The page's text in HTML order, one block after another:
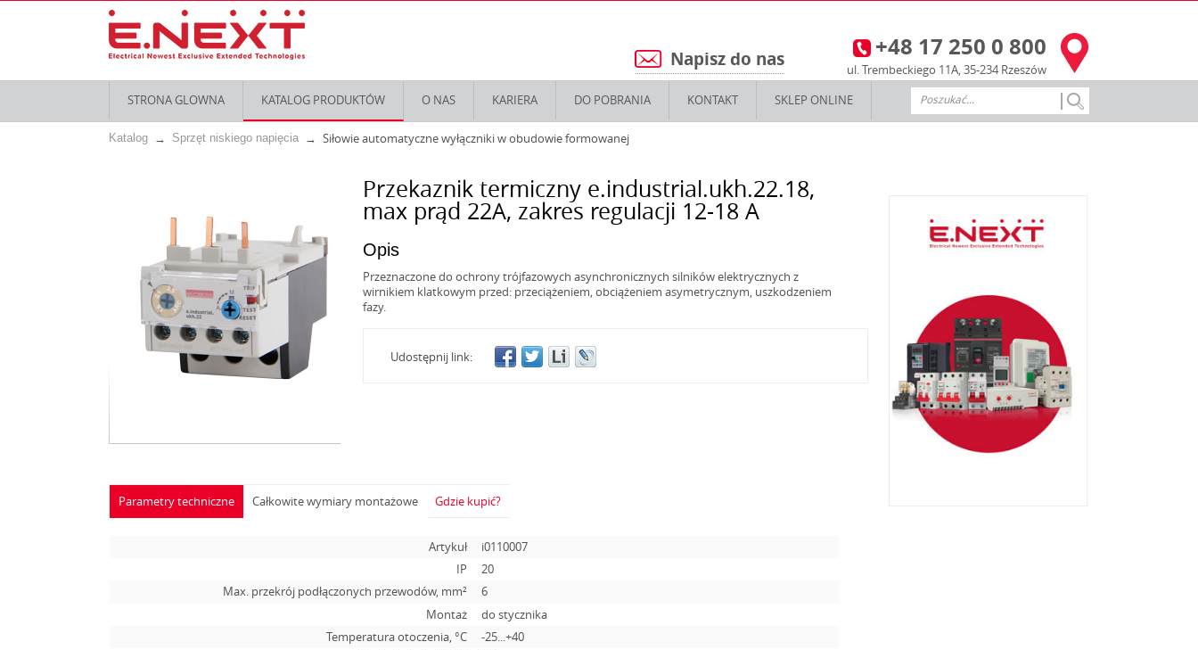
3 +48 17 250 0 800
ul. Trembeckiego 11A, 35-234 Rzeszów
5 Napisz do nas
STRONA GLOWNA KATALOG PRODUKTÓW O NAS KARIERA DO POBRANIA KONTAKT SKLEP ONLINE
Katalog Sprzęt niskiego napięcia Siłowie automatyczne wyłączniki w obudowie formowanej
Przekaznik termiczny e.industrial.ukh.22.18,
max prąd 22А, zakres regulacji 12-18 А
Opis
Przeznaczone do ochrony trójfazowych asynchronicznych silników elektrycznych z
wirnikiem klatkowym przed: przeciążeniem, obciążeniem asymetrycznym, uszkodzeniem
fazy.
Udostępnij link:
Parametry techniczne
Artykuł
i0110007
IP
20
Max. przekrój podłączonych przewodów, mm²
6
Montaż
do stycznika
Temperatura otoczenia, °С
-25...+40
Całkowite wymiary montażowe Gdzie kupić?